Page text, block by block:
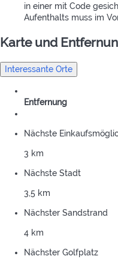
in einer mit Code
Aufenthalts muss im
Karte und
Interessante Orte
Entfernung
Nächste
3 km
Nächste Stadt
3,5 km
Nächster Sandstrand
4 km
Nächster Golfplatz